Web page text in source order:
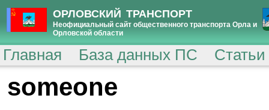
ОРЛОВСКИЙ ТРАНСПОРТ
Неофициальный сайт общественного транспорта Орла и
Орловской области
Главная База данных ПС
someone